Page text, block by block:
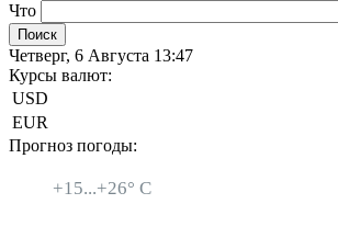
Что
Четверг, 6 Августа 13:47
Курсы валют:
USD
EUR
Прогноз погоды:
+15...+26° C